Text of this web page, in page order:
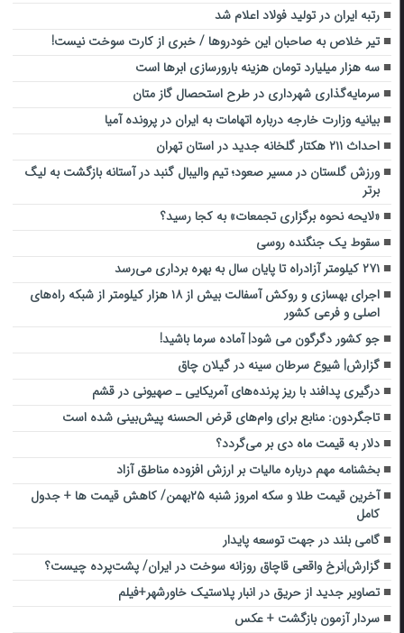
رتبه ایران در تولید فولاد اعلام شد
تیر خلاص به صاحبان این خودروها / خبری از کارت سوخت نیست!
سه هزار میلیارد تومان هزینه بارورسازی ابرها است
سرمایه‌گذاری شهرداری در طرح استحصال گاز متان
بیانیه وزارت خارجه درباره اتهامات به ایران در پرونده آمیا
احداث ۲۱۱ هکتار گلخانه جدید در استان تهران
ورزش گلستان در مسیر صعود؛ تیم والیبال گنبد در آستانه بازگشت به لیگ
برتر
«لایحه نحوه برگزاری تجمعات» به کجا رسید؟
سقوط یک جنگنده روسی
۲۷۱ کیلومتر آزادراه تا پایان سال به بهره برداری می‌رسد
اجرای بهسازی و روکش آسفالت بیش از ۱۸ هزار کیلومتر از شبکه راه‌های
اصلی و فرعی کشور
جو کشور دگرگون می شود| آماده سرما باشید!
گزارش| شیوع سرطان سینه در گیلان چاق
درگیری پدافند با ریز پرنده‌های آمریکایی ـ صهیونی در قشم
تاجگردون: منابع برای وام‌های قرض الحسنه پیش‌بینی شده است
دلار به قیمت ماه دی بر می‌گردد؟
بخشنامه مهم درباره مالیات بر ارزش افزوده مناطق آزاد
آخرین قیمت طلا و سکه امروز شنبه ۲۵بهمن/ کاهش قیمت ها + جدول
کامل
گامی بلند در جهت توسعه پایدار
گزارش|نرخ واقعی قاچاق روزانه سوخت در ایران/ پشت‌پرده‌ چیست؟
تصاویر جدید از حریق در انبار پلاستیک خاورشهر+فیلم
سردار آزمون بازگشت + عکس